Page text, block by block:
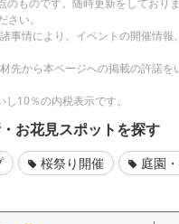
ものです。随時更新をしており
い。
事情により、イベントの開催情
先から本ページへの掲載の許諾
10％の内税表示です。
お花見スポットを探す
桜祭り開催 庭園